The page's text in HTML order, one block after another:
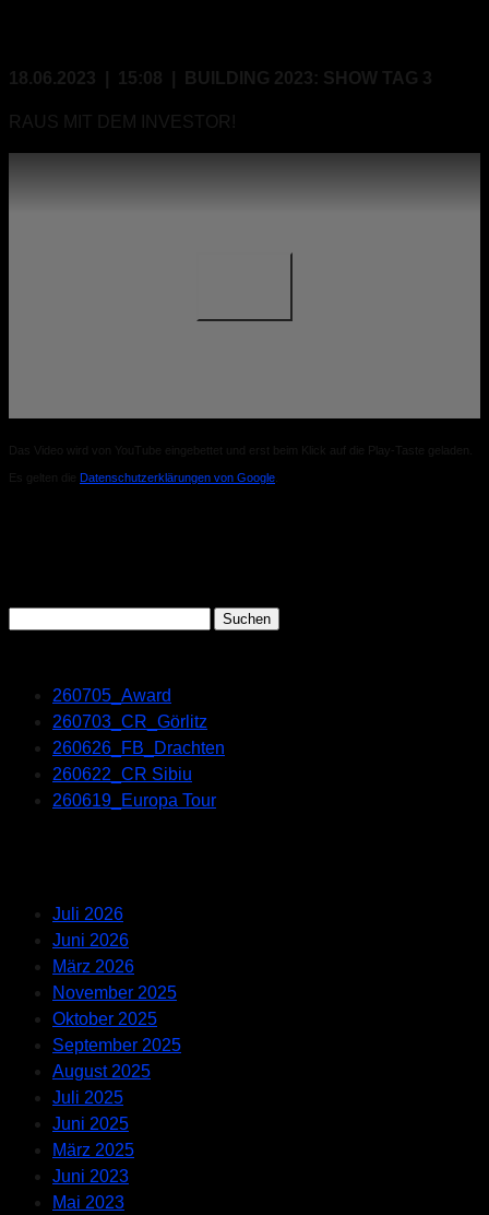
18.06.2023 | 15:08 | BUILDING 2023: SHOW TAG 3
RAUS MIT DEM INVESTOR!
Das Video wird von YouTube eingebettet und erst beim Klick auf die Play-Taste geladen.
Es gelten die Datenschutzerklärungen von Google
Suchen
nach:
260705_Award
260703_CR_Görlitz
260626_FB_Drachten
260622_CR Sibiu
260619_Europa Tour
Juli 2026
Juni 2026
März 2026
November 2025
Oktober 2025
September 2025
August 2025
Juli 2025
Juni 2025
März 2025
Juni 2023
Mai 2023